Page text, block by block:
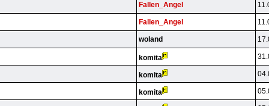
Fallen_Angel
Fallen_Angel
woland
komita
komita
komita